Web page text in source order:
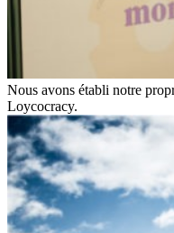
Nous avons établi notre
Loycocracy.